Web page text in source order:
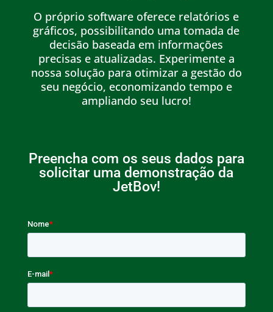
O próprio software oferece relatórios e
gráficos, possibilitando uma tomada de
decisão baseada em informações
precisas e atualizadas. Experimente a
nossa solução para otimizar a gestão do
seu negócio, economizando tempo e
ampliando seu lucro!
Preencha com os seus dados para
solicitar uma demonstração da
JetBov!